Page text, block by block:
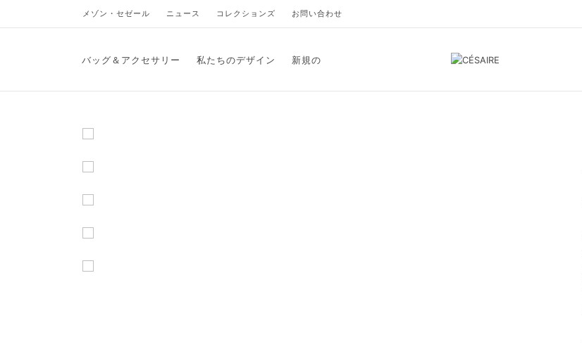
メゾン・セゼール ニュース コレクションズ お問い合わせ
バッグ＆アクセサリー 私たちのデザイン 新規の